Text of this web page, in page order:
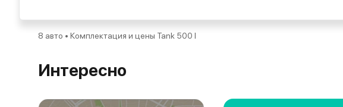
8 авто • Комплектация и цены Tank 500 I
Интересно